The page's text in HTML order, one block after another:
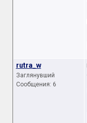
rutra_w
Заглянувший
Сообщения: 6